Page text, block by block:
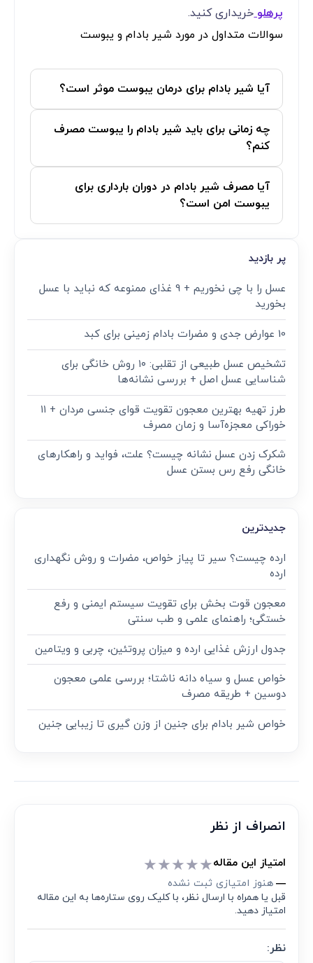
پرهلوخریداری کنید.
سوالات متداول در مورد شیر بادام و یبوست
آیا شیر بادام برای درمان یبوست موثر است؟
چه زمانی برای باید شیر بادام را یبوست مصرف
کنم؟
آیا مصرف شیر بادام در دوران بارداری برای
یبوست امن است؟
پر بازدید
عسل را با چی نخوریم + 9 غذای ممنوعه که نباید با عسل
بخورید
10 عوارض جدی و مضرات بادام زمینی برای کبد
تشخیص عسل طبیعی از تقلبی: ۱۰ روش خانگی برای
شناسایی عسل اصل + بررسی نشانه‌ها
طرز تهیه بهترین معجون تقویت قوای جنسی مردان + ۱۱
خوراکی معجزه‌آسا و زمان مصرف
شکرک زدن عسل نشانه چیست؟ علت، فواید و راهکارهای
خانگی رفع رس بستن عسل
جدیدترین
ارده چیست؟ سیر تا پیاز خواص، مضرات و روش نگهداری
ارده
معجون قوت‌ بخش برای تقویت سیستم ایمنی و رفع
خستگی؛ راهنمای علمی و طب سنتی
جدول ارزش غذایی ارده و میزان پروتئین، چربی و ویتامین
خواص عسل و سیاه دانه ناشتا؛ بررسی علمی معجون
دوسین + طریقه مصرف
خواص شیر بادام برای جنین از وزن گیری تا زیبایی جنین
انصراف از نظر
امتیاز این مقاله★
★
★
★
★
— هنوز امتیازی ثبت نشده
قبل یا همراه با ارسال نظر، با کلیک روی ستاره‌ها به این مقاله
امتیاز دهید.
نظر: